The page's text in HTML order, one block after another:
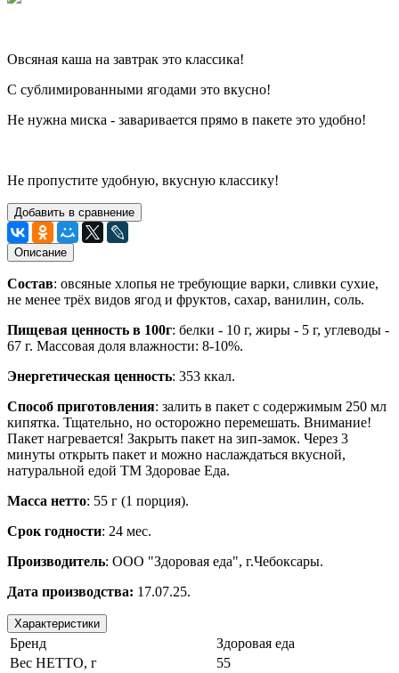
Овсяная каша на завтрак это классика!
С сублимированными ягодами это вкусно!
Не нужна миска - заваривается прямо в пакете это удобно!
Не пропустите удобную, вкусную классику!
Добавить в сравнение
Описание
Состав: овсяные хлопья не требующие варки, сливки сухие,
не менее трёх видов ягод и фруктов, сахар, ванилин, соль.
Пищевая ценность в 100г: белки - 10 г, жиры - 5 г, углеводы -
67 г. Массовая доля влажности: 8-10%.
Энергетическая ценность: 353 ккал.
Способ приготовления: залить в пакет с содержимым 250 мл
кипятка. Тщательно, но осторожно перемешать. Внимание!
Пакет нагревается! Закрыть пакет на зип-замок. Через 3
минуты открыть пакет и можно наслаждаться вкусной,
натуральной едой ТМ Здоровае Еда.
Масса нетто: 55 г (1 порция).
Срок годности: 24 мес.
Производитель: ООО "Здоровая еда", г.Чебоксары.
Дата производства: 17.07.25.
Характеристики
Бренд
Здоровая еда
Вес НЕТТО, г
55